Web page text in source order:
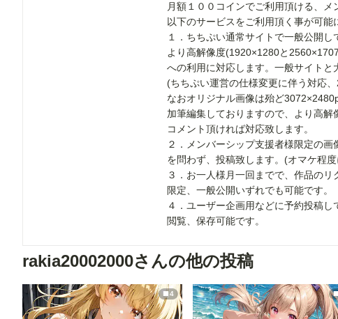
月額１００コインでご利用頂ける、メ
以下のサービスをご利用頂く事が可能
１．ちちぷい通常サイトで一般公開し
より高解像度(1920×1280と
への利用に対応します。一般サイトと
(ちちぷい運営の仕様変更に伴う対応
なおオリジナル画像は殆ど
加筆編集しておりますので、より高解
コメント頂ければ対応致します。
２．メンバーシップ支援者様限定の
を問わず、投稿致します。(オマケ程
３．お一人様月一回までで、作品の
限定、一般公開いずれでも可能です。
４．ユーザー企画用などに予約投稿
閲覧、保存可能です。
rakia20002000さんの他の投稿
4